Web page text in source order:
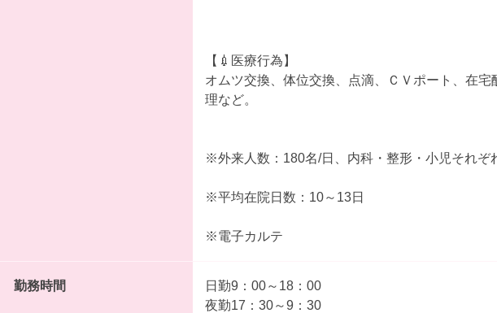
【💉医療行為】
オムツ交換、体位交換、点滴、ＣＶポート、在宅
理など。
※外来人数：180名/日、内科・整形・小児それぞ
※平均在院日数：10～13日
※電子カルテ
勤務時間
日勤9：00～18：00
夜勤17：30～9：30